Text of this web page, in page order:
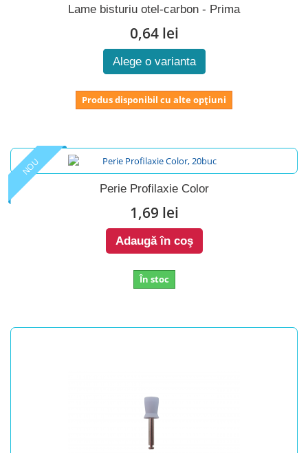
Lame bisturiu otel-carbon - Prima
0,64 lei
Alege o varianta
Produs disponibil cu alte opțiuni
NOU
Perie Profilaxie Color
1,69 lei
Adaugă în coş
În stoc